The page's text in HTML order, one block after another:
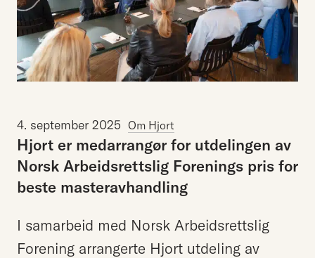
4. september 2025 Om Hjort
Hjort er medarrangør for utdelingen av
Norsk Arbeidsrettslig Forenings pris for
beste masteravhandling
I samarbeid med Norsk Arbeidsrettslig
Forening arrangerte Hjort utdeling av